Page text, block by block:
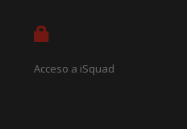
Acceso a iSquad